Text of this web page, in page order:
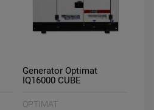
Generator Optimat
IQ16000 CUBE
OPTIMAT